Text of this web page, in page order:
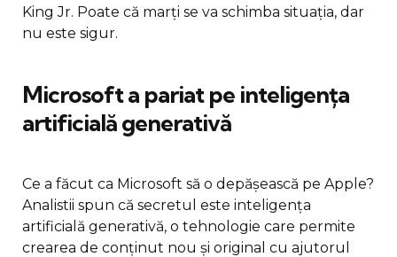
King Jr. Poate că marți se va schimba situația, dar
nu este sigur.
Microsoft a pariat pe inteligența
artificială generativă
Ce a făcut ca Microsoft să o depășească pe Apple?
Analistii spun că secretul este inteligența
artificială generativă, o tehnologie care permite
crearea de conținut nou și original cu ajutorul